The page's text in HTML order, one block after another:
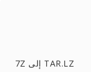
7Z إلى TAR.LZ